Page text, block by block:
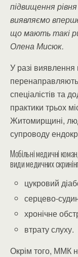
підвищення
виявляємо
що мають такі
Олена Мисюк.
У разі виявлення
перенаправляють
спеціалістів та
практики трьох
Житомирщині,
супроводу
Мобільні медичні
види медичних
цукровий
серцево-
хронічне
втрату слуху.
Окрім того, ММК